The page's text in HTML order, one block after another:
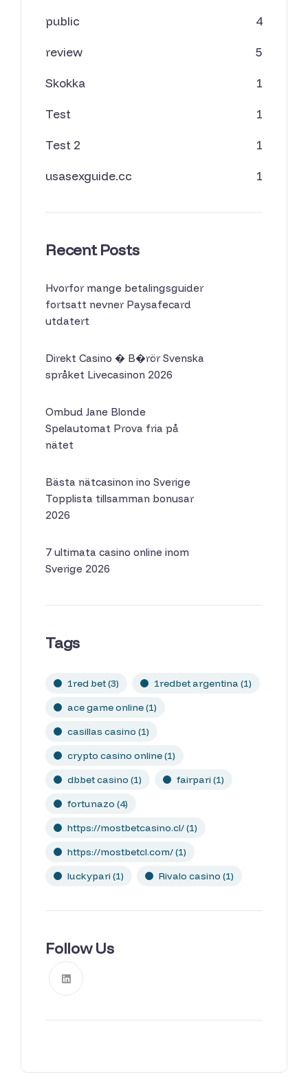
public 4
review 5
Skokka 1
Test 1
Test 2 1
usasexguide.cc 1
Recent Posts
Hvorfor mange betalingsguider
fortsatt nevner Paysafecard
utdatert
Direkt Casino � B�rör Svenska
språket Livecasinon 2026
Ombud Jane Blonde
Spelautomat Prova fria på
nätet
Bästa nätcasinon ino Sverige
Topplista tillsamman bonusar
2026
7 ultimata casino online inom
Sverige 2026
Tags
1red bet(3) 1redbet argentina (1)
ace game online(1)
casillas casino (1)
crypto casino online(1)
dbbet casino (1) fairpari (1)
fortunazo (4)
https://mostbetcasino.cl/(1)
https://mostbetcl.com/(1)
luckypari (1) Rivalo casino (1)
Follow Us